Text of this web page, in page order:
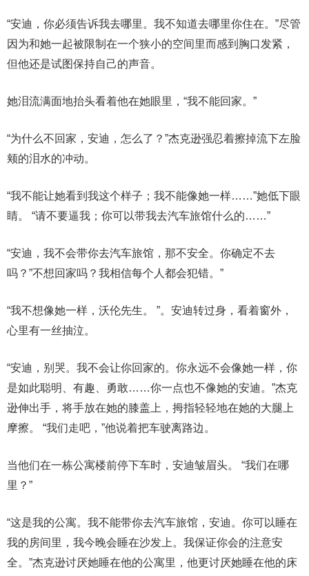
“安迪，你必须告诉我去哪里。我不知道去哪里你住在。”尽管
因为和她一起被限制在一个狭小的空间里而感到胸口发紧，
但他还是试图保持自己的声音。
她泪流满面地抬头看着他在她眼里，“我不能回家。”
“为什么不回家，安迪，怎么了？”杰克逊强忍着擦掉流下左脸
颊的泪水的冲动。
“我不能让她看到我这个样子；我不能像她一样……”她低下眼
睛。 “请不要逼我；你可以带我去汽车旅馆什么的……”
“安迪，我不会带你去汽车旅馆，那不安全。你确定不去
吗？”不想回家吗？我相信每个人都会犯错。”
“我不想像她一样，沃伦先生。 ”。安迪转过身，看着窗外，
心里有一丝抽泣。
“安迪，别哭。我不会让你回家的。你永远不会像她一样，你
是如此聪明、有趣、勇敢……你一点也不像她的安迪。”杰克
逊伸出手，将手放在她的膝盖上，拇指轻轻地在她的大腿上
摩擦。 “我们走吧，”他说着把车驶离路边。
当他们在一栋公寓楼前停下车时，安迪皱眉头。 “我们在哪
里？”
“这是我的公寓。我不能带你去汽车旅馆，安迪。你可以睡在
我的房间里，我今晚会睡在沙发上。我保证你会的注意安
全。”杰克逊讨厌她睡在他的公寓里，他更讨厌她睡在他的床